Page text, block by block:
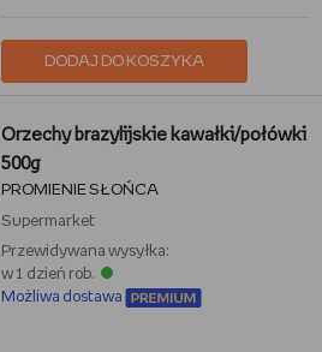
DODAJ DO KOSZYKA
Orzechy brazylijskie kawałki/połówki
500g
PROMIENIE SŁOŃCA
Supermarket
Przewidywana wysyłka:
w 1 dzień rob.
Możliwa dostawa